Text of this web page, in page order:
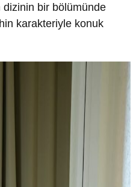
dizinin bir bölümünde
karakteriyle konuk